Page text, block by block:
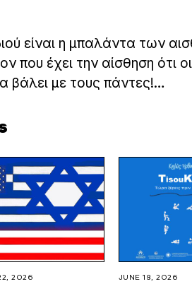
είναι η μπαλάντα των
που έχει την αίσθηση ότι
βάλει με τους πάντες!…
2026 JUNE 18, 2026